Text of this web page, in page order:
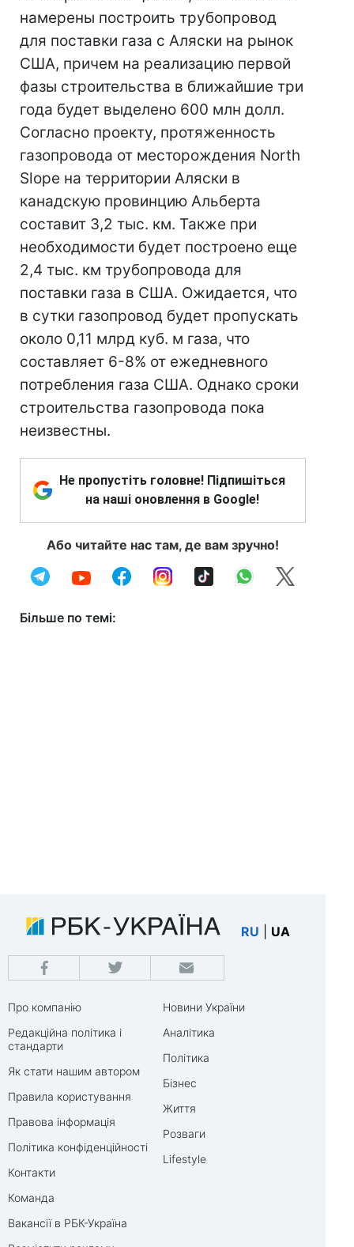
намерены построить трубопровод
для поставки газа с Аляски на рынок
США, причем на реализацию первой
фазы строительства в ближайшие три
года будет выделено 600 млн долл.
Согласно проекту, протяженность
газопровода от месторождения North
Slope на территории Аляски в
канадскую провинцию Альберта
составит 3,2 тыс. км. Также при
необходимости будет построено еще
2,4 тыс. км трубопровода для
поставки газа в США. Ожидается, что
в сутки газопровод будет пропускать
около 0,11 млрд куб. м газа, что
составляет 6-8% от ежедневного
потребления газа США. Однако сроки
строительства газопровода пока
неизвестны.
Не пропустіть головне! Підпишіться
на наші оновлення в Google!
Або читайте нас там, де вам зручно!
Більше по темі:
RU UA
Про компанію
Редакційна політика і
стандарти
Як стати нашим автором
Правила користування
Правова інформація
Політика конфіденційності
Контакти
Команда
Вакансії в РБК-Україна
Новини України
Аналітика
Політика
Бізнес
Життя
Розваги
Lifestyle